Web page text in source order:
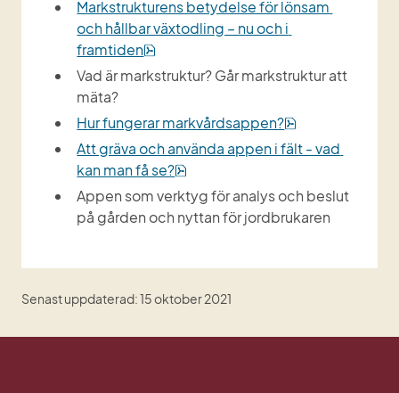
Markstrukturens betydelse för lönsam
och hållbar växtodling – nu och i
framtiden
Vad är markstruktur? Går markstruktur att
mäta?
Hur fungerar markvårdsappen?
Att gräva och använda appen i fält - vad
kan man få se?
Appen som verktyg för analys och beslut
på gården och nyttan för jordbrukaren
Senast uppdaterad: 15 oktober 2021